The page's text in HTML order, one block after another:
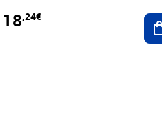
au panier
18,24€